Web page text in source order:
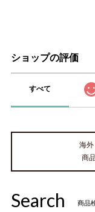
ショップの評価
すべて
海
商
Search 商品